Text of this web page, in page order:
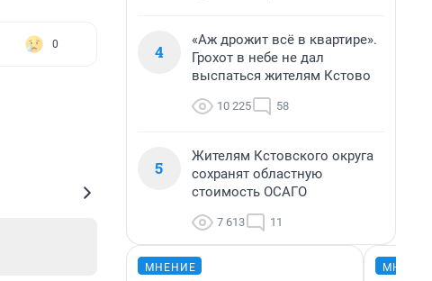
0 4
«Аж дрожит всё в квартире».
Грохот в небе не дал
выспаться жителям Кстово
10 225 58
5
Жителям Кстовского округа
сохранят областную
стоимость ОСАГО
7 613 11
МНЕНИЕ